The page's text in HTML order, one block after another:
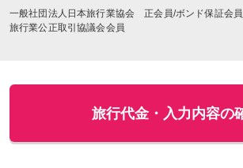
一般社団法人日本旅行業協会 正会員/ボンド保証会員
旅行業公正取引協議会会員